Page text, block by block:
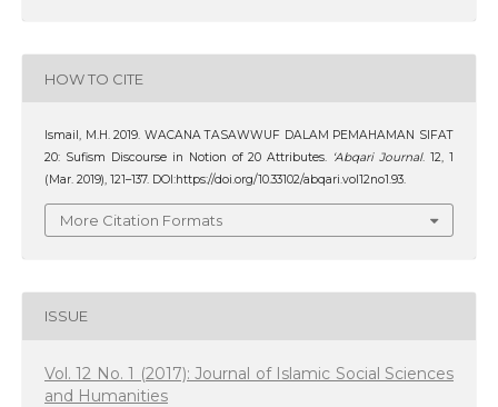
HOW TO CITE
Ismail, M.H. 2019. WACANA TASAWWUF DALAM PEMAHAMAN SIFAT
20: Sufism Discourse in Notion of 20 Attributes. ‘Abqari Journal. 12, 1
(Mar. 2019), 121–137. DOI:https://doi.org/10.33102/abqari.vol12no1.93.
More Citation Formats
ISSUE
Vol. 12 No. 1 (2017): Journal of Islamic Social Sciences
and Humanities